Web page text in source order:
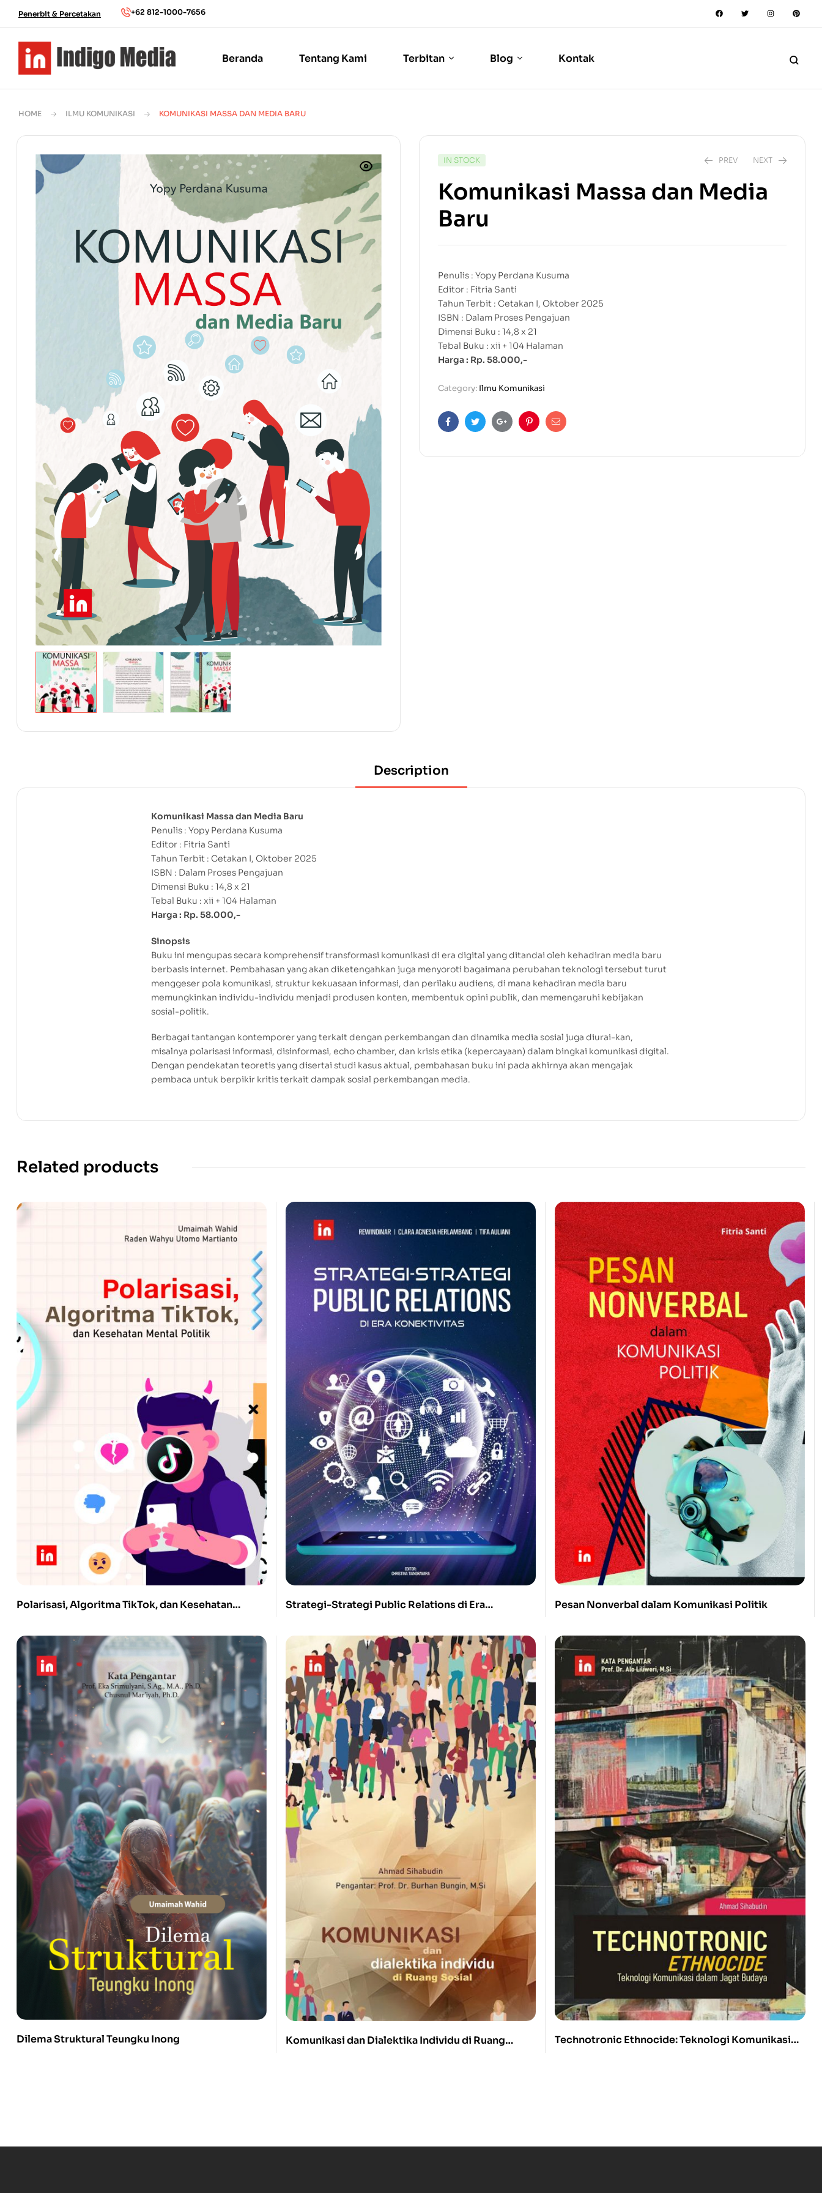
Penerbit & Percetakan +62 812-1000-7656
Beranda Tentang Kami Terbitan Blog Kontak
HOME ILMU KOMUNIKASI KOMUNIKASI MASSA DAN MEDIA BARU
IN STOCK PREV NEXT
Komunikasi Massa dan Media
Baru
Penulis : Yopy Perdana Kusuma
Editor : Fitria Santi
Tahun Terbit : Cetakan I, Oktober 2025
ISBN : Dalam Proses Pengajuan
Dimensi Buku : 14,8 x 21
Tebal Buku : xii + 104 Halaman
Harga : Rp. 58.000,-
Category: Ilmu Komunikasi
FacebookTwitterGoogle+PinterestEmail
Description
Komunikasi Massa dan Media Baru
Penulis : Yopy Perdana Kusuma
Editor : Fitria Santi
Tahun Terbit : Cetakan I, Oktober 2025
ISBN : Dalam Proses Pengajuan
Dimensi Buku : 14,8 x 21
Tebal Buku : xii + 104 Halaman
Harga : Rp. 58.000,-
Sinopsis
Buku ini mengupas secara komprehensif transformasi komunikasi di era digital yang ditandai oleh kehadiran media baru
berbasis internet. Pembahasan yang akan diketengahkan juga menyoroti bagaimana perubahan teknologi tersebut turut
menggeser pola komunikasi, struktur kekuasaan informasi, dan perilaku audiens, di mana kehadiran media baru
memungkinkan individu-individu menjadi produsen konten, membentuk opini publik, dan memengaruhi kebijakan
sosial-politik.
Berbagai tantangan kontemporer yang terkait dengan perkembangan dan dinamika media sosial juga diurai-kan,
misalnya polarisasi informasi, disinformasi, echo chamber, dan krisis etika (kepercayaan) dalam bingkai komunikasi digital.
Dengan pendekatan teoretis yang disertai studi kasus aktual, pembahasan buku ini pada akhirnya akan mengajak
pembaca untuk berpikir kritis terkait dampak sosial perkembangan media.
Related products
Polarisasi, Algoritma TikTok, dan Kesehatan
Strategi-Strategi Public Relations di Era
Pesan Nonverbal dalam Komunikasi Politik
Dilema Struktural Teungku Inong
Komunikasi dan Dialektika Individu di Ruang
Technotronic Ethnocide: Teknologi Komunikasi